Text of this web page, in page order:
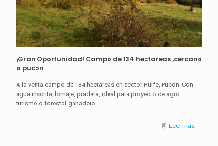
¡Gran Oportunidad! Campo de 134 hectareas ,cercano
a pucon
A la venta campo de 134 hectáreas en sector Huife, Pucón. Con
agua inscrita, lomaje, pradera, ideal para proyecto de agro
turismo o forestal-ganadero.
Leer más